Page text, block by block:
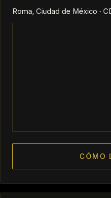
Roma, Ciudad de México ·
CÓMO